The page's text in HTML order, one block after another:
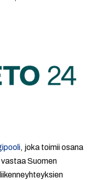
, joka toimii osana
Suomen